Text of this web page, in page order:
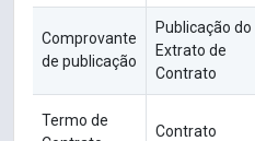
Comprovante
de publicação
Publicação do
Extrato de
Contrato
Termo de
Contrato